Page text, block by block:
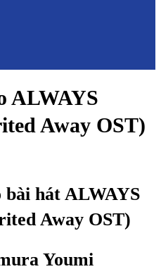
ALWAYS
Away OST)
bài hát ALWAYS
Away OST)
Youmi